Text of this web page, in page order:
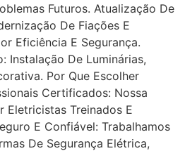
Futuros. Atualização De
De Fiações E
Eficiência E Segurança.
Instalação De Luminárias,
Por Que Escolher
Certificados: Nossa
Eletricistas Treinados E
E Confiável: Trabalhamos
De Segurança Elétrica,